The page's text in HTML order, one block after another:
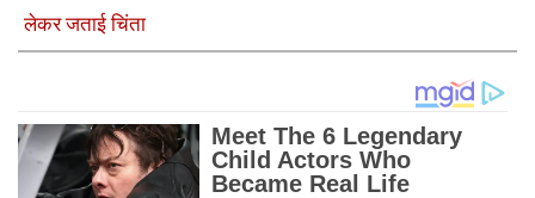
लेकर जताई चिंता